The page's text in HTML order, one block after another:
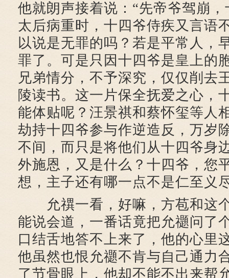
他就朗声接着说：“先帝爷驾崩
太后病重时，十四爷侍疾又言语
以说是无罪的吗？若是平常人，
罪了。可是只因十四爷是皇上的
兄弟情分，不予深究，仅仅削去
陵读书。这一片保全抚爱之心，
能体贴呢？汪景祺和蔡怀玺等人
劫持十四爷参与作逆造反，万岁
不间，而只是将他们从十四爷身
外施恩，又是什么？十四爷，您
想，主子还有哪一点不是仁至义
允禩一看，好嘛，方苞和这
能说会道，一番话竟把允禵问了
口结舌地答不上来了，他的心里
他虽然也恨允禵不肯与自己通力
了节骨眼上，他却不能不出来帮